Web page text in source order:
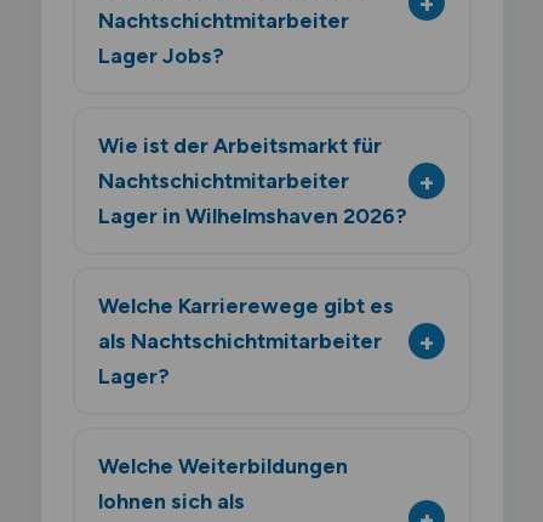
Nachtschichtmitarbeiter
Lager Jobs?
Wie ist der Arbeitsmarkt für
Nachtschichtmitarbeiter
Lager in Wilhelmshaven 2026?
Welche Karrierewege gibt es
als Nachtschichtmitarbeiter
Lager?
Welche Weiterbildungen
lohnen sich als